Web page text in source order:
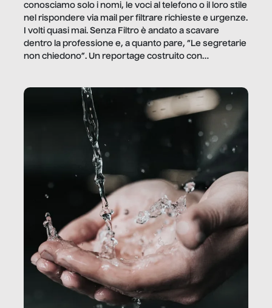
conosciamo solo i nomi, le voci al telefono o il loro stile
nel rispondere via mail per filtrare richieste e urgenze.
I volti quasi mai. Senza Filtro è andato a scavare
dentro la professione e, a quanto pare, “Le segretarie
non chiedono”. Un reportage costruito con